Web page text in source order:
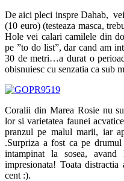
De aici pleci inspre Dahab,
(10 euro) (testeaza masca,
Hole vei calari camilele din
pe ”to do list”, dar cand am
30 de metri…a durat o
obisnuiesc cu senzatia ca sub
Coralii din Marea Rosie nu
lor si varietatea faunei
pranzul pe malul marii, iar
.Surpriza a fost ca pe
intampinat la sosea,
impresionata! Toata
cent :).